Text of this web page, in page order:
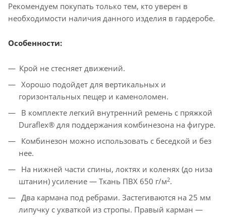
Рекомендуем покупать только тем, кто уверен в
необходимости наличия данного изделия в гардеробе.
Особенности:
Крой не стесняет движений.
Хорошо подойдет для вертикальных и
горизонтальных пещер и каменоломен.
В комплекте легкий внутренний ремень с пряжкой
Duraflex® для поддержания комбинезона на фигуре.
Комбинезон можно использовать с беседкой и без
нее.
На нижней части спины, локтях и коленях (до низа
штанин) усиление — Ткань ПВХ 650 г/м2.
Два кармана под ребрами. Застегиваются на 25 мм
липучку с ухваткой из стропы. Правый карман —